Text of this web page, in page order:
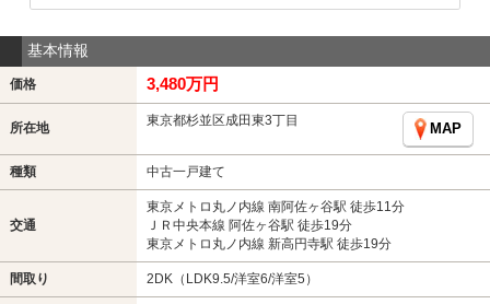
基本情報
価格 3,480万円
所在地 東京都杉並区成田東3丁目
MAP
種類 中古一戸建て
交通
東京メトロ丸ノ内線 南阿佐ヶ谷駅 徒歩11分
ＪＲ中央本線 阿佐ヶ谷駅 徒歩19分
東京メトロ丸ノ内線 新高円寺駅 徒歩19分
間取り 2DK（LDK9.5/洋室6/洋室5）